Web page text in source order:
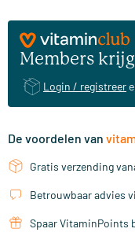
Members
Login / registreer
De voordelen van
Gratis verzending
Betrouwbaar advies
Spaar VitaminPoints